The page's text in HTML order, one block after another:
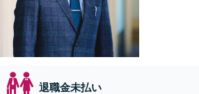
退職金未払い